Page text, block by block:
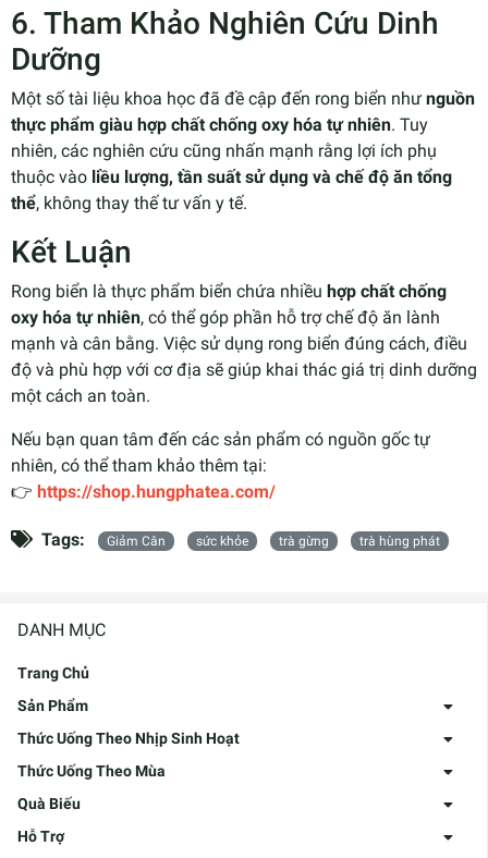
DANH MỤC
Trang Chủ
Sản Phẩm
Thức Uống Theo Nhịp Sinh Hoạt
Thức Uống Theo Mùa
Quà Biếu
Hỗ Trợ
6. Tham Khảo Nghiên Cứu Dinh
Dưỡng
Một số tài liệu khoa học đã đề cập đến rong biển như nguồn
thực phẩm giàu hợp chất chống oxy hóa tự nhiên. Tuy
nhiên, các nghiên cứu cũng nhấn mạnh rằng lợi ích phụ
thuộc vào liều lượng, tần suất sử dụng và chế độ ăn tổng
thể, không thay thế tư vấn y tế.
Kết Luận
Rong biển là thực phẩm biển chứa nhiều hợp chất chống
oxy hóa tự nhiên, có thể góp phần hỗ trợ chế độ ăn lành
mạnh và cân bằng. Việc sử dụng rong biển đúng cách, điều
độ và phù hợp với cơ địa sẽ giúp khai thác giá trị dinh dưỡng
một cách an toàn.
Nếu bạn quan tâm đến các sản phẩm có nguồn gốc tự
nhiên, có thể tham khảo thêm tại:
👉 https://shop.hungphatea.com/
Tags: Giảm Cân sức khỏe trà gừng trà hùng phát